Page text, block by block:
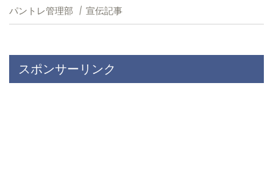
パントレ管理部 宣伝記事
スポンサーリンク